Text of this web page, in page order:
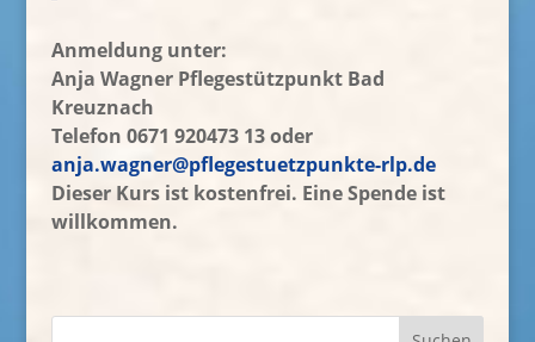
Anmeldung unter:
Anja Wagner Pflegestützpunkt Bad
Kreuznach
Telefon 0671 920473 13 oder
anja.wagner@pflegestuetzpunkte-rlp.de
Dieser Kurs ist kostenfrei. Eine Spende ist
willkommen.